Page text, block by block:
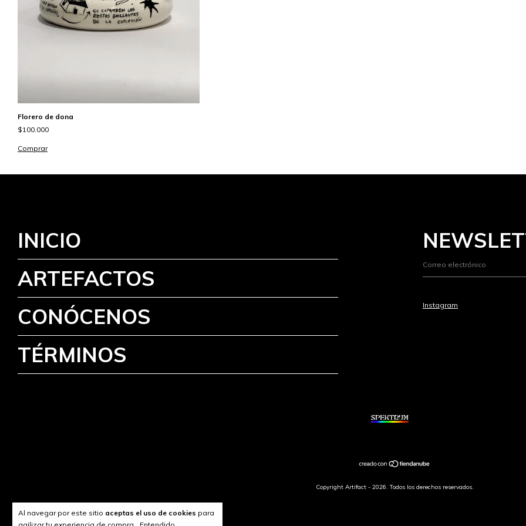
Al navegar por este sitio aceptas el uso de cookies para
Florero de dona
$100.000
Comprar
INICIO
ARTEFACTOS
CONÓCENOS
TÉRMINOS
Instagram
Copyright Artifact - 2026. Todos los derechos reservados.